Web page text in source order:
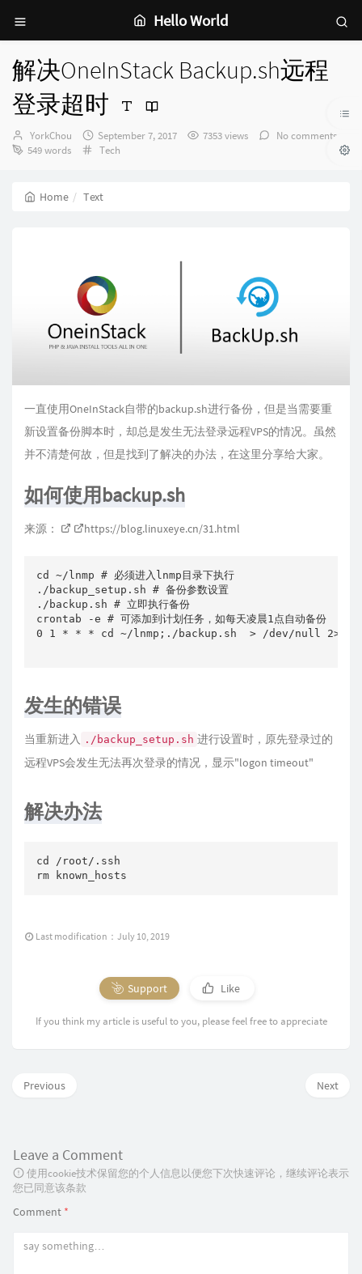
Hello World
解决OneInStack Backup.sh远程
登录超时
Author：
YorkChou
发
布
September 7, 2017 7353 views
No comments
549 words
Categories：
Tech
Home Text
一直使用OneInStack自带的backup.sh进行备份，但是当需要重
新设置备份脚本时，却总是发生无法登录远程VPS的情况。虽然
并不清楚何故，但是找到了解决的办法，在这里分享给大家。
如何使用backup.sh
来源： https://blog.linuxeye.cn/31.html
cd ~/lnmp # 必须进入lnmp目录下执行
./backup_setup.sh # 备份参数设置
./backup.sh # 立即执行备份
crontab -e # 可添加到计划任务，如每天凌晨1点自动备份
0 1 * * * cd ~/lnmp;./backup.sh  > /dev/null 2>&1
发生的错误
当重新进入 ./backup_setup.sh 进行设置时，原先登录过的
远程VPS会发生无法再次登录的情况，显示"logon timeout"
解决办法
cd /root/.ssh
Last modification：July 10, 2019
Support Like
If you think my article is useful to you, please feel free to appreciate
Next
Previous
Leave a Comment
使用cookie技术保留您的个人信息以便您下次快速评论，继续评论表示
您已同意该条款
Comment *